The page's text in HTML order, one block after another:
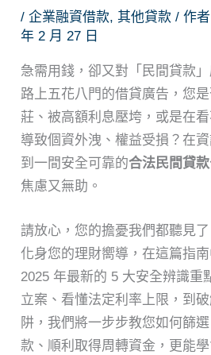
/企業融資借款, 其他貸款 / 作
年 2 月 27 日
急需用錢，卻又對「民間貸款
路上五花八門的借貸廣告，您
莊、被高額利息壓垮，或是在
導致個資外洩、權益受損？在
到一間安全可靠的合法民間貸款
焦慮又無助。
請放心，您的擔憂我們都聽見
化身您的理財嚮導，在這篇指
2025 年最新的 5 大安全辨識重
立案、看懂法定利率上限，到
阱，我們將一步步教您如何篩
款、順利取得周轉資金，更能